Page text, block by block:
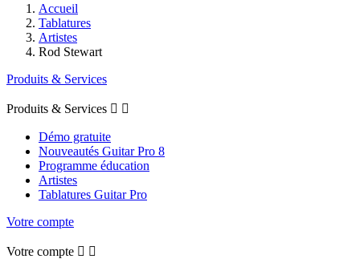
Accueil
Tablatures
Artistes
Rod Stewart
Produits & Services
Produits & Services  
Démo gratuite
Nouveautés Guitar Pro 8
Programme éducation
Artistes
Tablatures Guitar Pro
Votre compte
Votre compte  